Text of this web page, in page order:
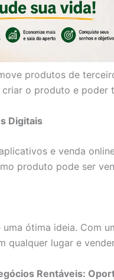
produtos de
o produto e poder
Digitais
e venda
produto pode ser
ótima ideia. Com
qualquer lugar e
Rentáveis: